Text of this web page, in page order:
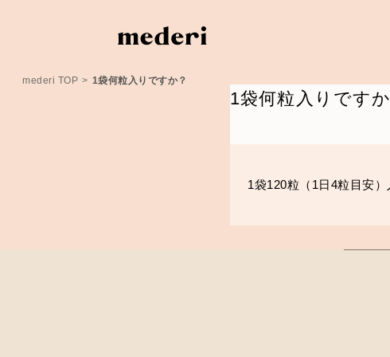
mederi TOP > 1袋何粒入りですか？
1袋何粒入りですか
1袋120粒（1日4粒目安）